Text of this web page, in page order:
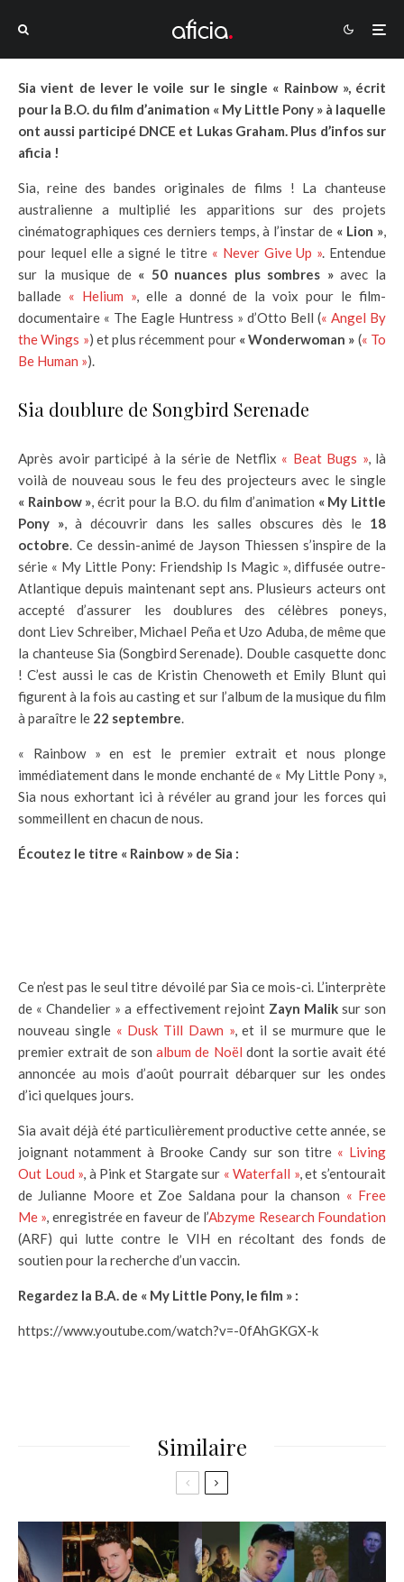
Sia vient de lever le voile sur le single « Rainbow », écrit
pour la B.O. du film d’animation « My Little Pony » à laquelle
ont aussi participé DNCE et Lukas Graham. Plus d’infos sur
aficia !
Sia, reine des bandes originales de films ! La chanteuse
australienne a multiplié les apparitions sur des projets
cinématographiques ces derniers temps, à l’instar de « Lion »,
pour lequel elle a signé le titre « Never Give Up ». Entendue
sur la musique de « 50 nuances plus sombres »avec la
ballade « Helium », elle a donné de la voix pour le film-
documentaire « The Eagle Huntress » d’Otto Bell (« Angel By
the Wings ») et plus récemment pour « Wonderwoman » (« To
Be Human »).
Sia doublure de Songbird Serenade
Après avoir participé à la série de Netflix « Beat Bugs », là
voilà de nouveau sous le feu des projecteurs avec le single
« Rainbow », écrit pour la B.O. du film d’animation « My Little
Pony », à découvrir dans les salles obscures dès le 18
octobre. Ce dessin-animé de Jayson Thiessen s’inspire de la
série « My Little Pony: Friendship Is Magic », diffusée outre-
Atlantique depuis maintenant sept ans. Plusieurs acteurs ont
accepté d’assurer les doublures des célèbres poneys,
dont Liev Schreiber, Michael Peña et Uzo Aduba, de même que
la chanteuse Sia (Songbird Serenade). Double casquette donc
! C’est aussi le cas de Kristin Chenoweth et Emily Blunt qui
figurent à la fois au casting et sur l’album de la musique du film
à paraître le 22 septembre.
« Rainbow » en est le premier extrait et nous plonge
immédiatement dans le monde enchanté de « My Little Pony »,
Sia nous exhortant ici à révéler au grand jour les forces qui
sommeillent en chacun de nous.
Écoutez le titre « Rainbow » de Sia :
Ce n’est pas le seul titre dévoilé par Sia ce mois-ci. L’interprète
de « Chandelier » a effectivement rejoint Zayn Maliksur son
nouveau single « Dusk Till Dawn », et il se murmure que le
premier extrait de sonalbum de Noël dont la sortie avait été
annoncée au mois d’août pourrait débarquer sur les ondes
d’ici quelques jours.
Sia avait déjà été particulièrement productive cette année, se
joignant notamment à Brooke Candy sur son titre « Living
Out Loud » , à Pink et Stargate sur « Waterfall », et s’entourait
de Julianne Moore et Zoe Saldana pour la chanson « Free
Me » , enregistrée en faveur de l’Abzyme Research Foundation
(ARF) qui lutte contre le VIH en récoltant des fonds de
soutien pour la recherche d’un vaccin.
Regardez la B.A. de « My Little Pony, le film » :
https://www.youtube.com/watch?v=-0fAhGKGX-k
Similaire